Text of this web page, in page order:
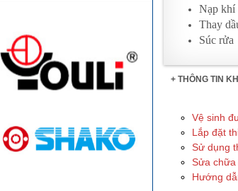
Nạp khí
Thay
Súc
+ THÔNG TIN
Vệ sinh
Lắp đặt
Sử dụng
Sửa chữa
Hướng